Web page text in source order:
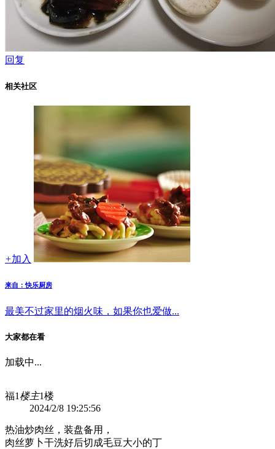
回复
相关社区
+加入
来自：快乐厨房
最美不过家里的烟火味，如果你也爱做...
大家都在看
加载中...
福1楼主1楼
2024/2/8 19:25:56
热油炒肉丝，装盘备用，
肉丝萝卜干洗好后切成毛豆大小的丁